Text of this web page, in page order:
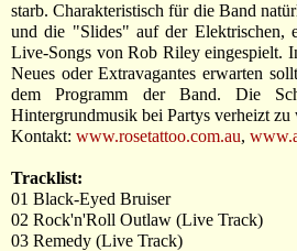
starb. Charakteristisch für die Band
und die "Slides" auf der Elektrischen,
Live-Songs von Rob Riley eingespielt.
Neues oder Extravagantes erwarten
dem Programm der Band. Die
Hintergrundmusik bei Partys verheizt zu
Kontakt: www.rosetattoo.com.au,
Tracklist:
01 Black-Eyed Bruiser
02 Rock'n'Roll Outlaw (Live Track)
03 Remedy (Live Track)